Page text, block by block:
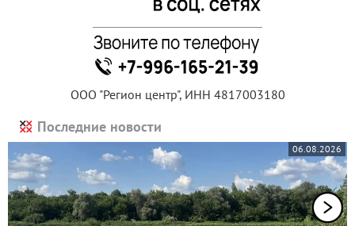
ООО "Регион центр", ИНН 4817003180
Последние новости
06.08.2026